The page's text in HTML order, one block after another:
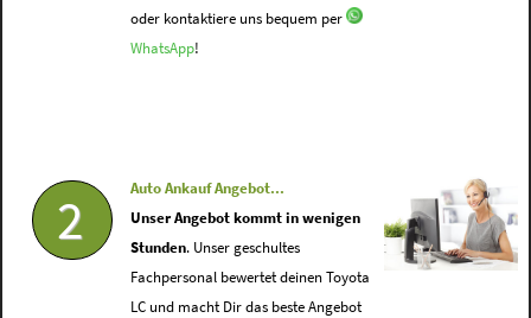
oder kontaktiere uns bequem per
WhatsApp!
2
Auto Ankauf Angebot...
Unser Angebot kommt in wenigen
Stunden. Unser geschultes
Fachpersonal bewertet deinen Toyota
LC und macht Dir das beste Angebot